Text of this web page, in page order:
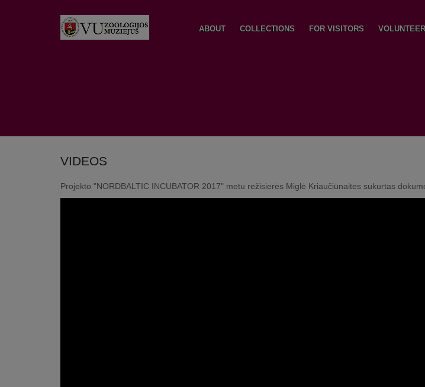
ABOUT COLLECTIONS FOR VISITORS VOLUNTEER
VIDEOS
Projekto "NORDBALTIC INCUBATOR 2017" metu režisierės Miglė Kriaučiūnaitės sukurtas